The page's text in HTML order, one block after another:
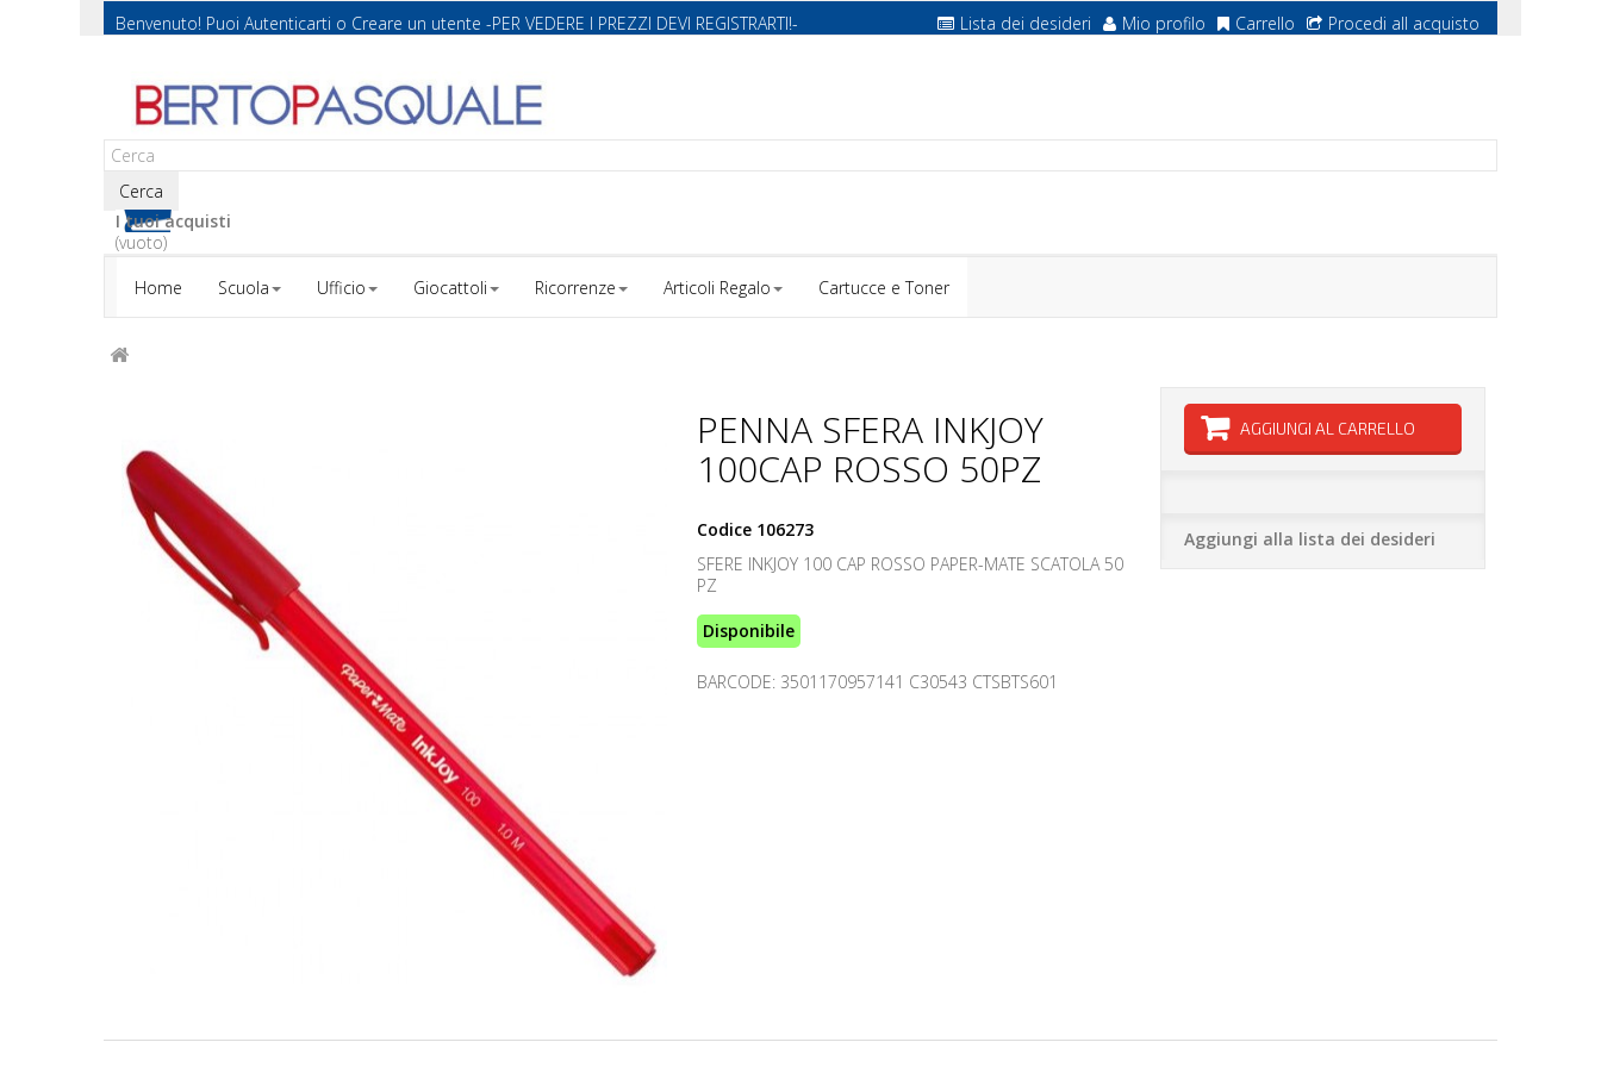
Benvenuto! Puoi Autenticarti o Creare un utente -PER VEDERE I PREZZI DEVI REGISTRARTI!- Lista dei desideri Mio profilo Carrello Procedi all acquisto
Cerca
I tuoi acquisti
(vuoto)
Home
Scuola Ufficio Giocattoli Ricorrenze Articoli Regalo Cartucce e Toner
PENNA SFERA INKJOY
100CAP ROSSO 50PZ
Codice 106273
SFERE INKJOY 100 CAP ROSSO PAPER-MATE SCATOLA 50
PZ
Disponibile
BARCODE: 3501170957141 C30543 CTSBTS601
AGGIUNGI AL CARRELLO
Aggiungi alla lista dei desideri